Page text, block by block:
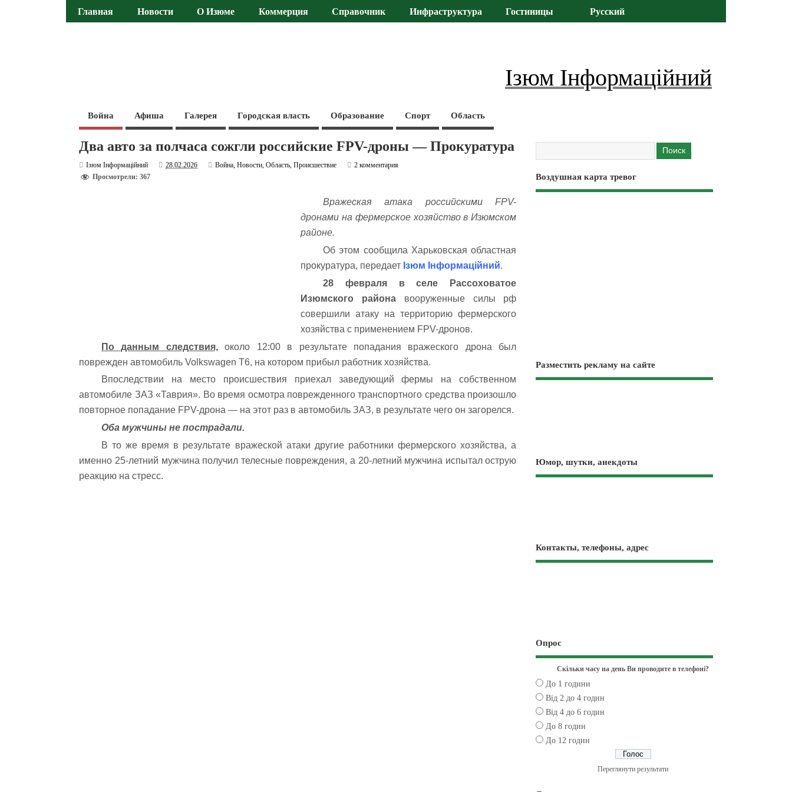
Главная Новости О Изюме Коммерция Справочник Инфраструктура Гостиницы Русский
Ізюм Інформаційний
Война Афиша Галерея Городская власть Образование Спорт Область
Два авто за полчаса сожгли российские FPV-дроны — Прокуратура
Ізюм Інформаційний 28.02.2026 Война,Новости,Область,Происшествие
2 комментария
Просмотрели: 367
Вражеская атака российскими FPV-
дронами на фермерское хозяйство в Изюмском
районе.
Об этом сообщила Харьковская областная
прокуратура, передает Ізюм Інформаційний.
28 февраля в селе Рассоховатое
Изюмского района вооруженные силы рф
совершили атаку на территорию фермерского
хозяйства с применением FPV-дронов.
По данным следствия,около 12:00 в результате попадания вражеского дрона был
поврежден автомобиль Volkswagen T6, на котором прибыл работник хозяйства.
Впоследствии на место происшествия приехал заведующий фермы на собственном
автомобиле ЗАЗ «Таврия». Во время осмотра поврежденного транспортного средства произошло
повторное попадание FPV-дрона — на этот раз в автомобиль ЗАЗ, в результате чего он загорелся.
Оба мужчины не пострадали.
В то же время в результате вражеской атаки другие работники фермерского хозяйства, а
именно 25-летний мужчина получил телесные повреждения, а 20-летний мужчина испытал острую
реакцию на стресс.
Воздушная карта тревог
Разместить рекламу на сайте
Юмор, шутки, анекдоты
Контакты, телефоны, адрес
Опрос
Скільки часу на день Ви проводите в телефоні?
До 1 години
Від 2 до 4 годин
Від 4 до 6 годин
До 8 годин
До 12 годин
Переглянути результати